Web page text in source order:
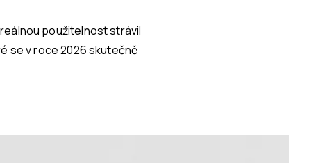
použitelnost strávil
se v roce 2026 skutečně